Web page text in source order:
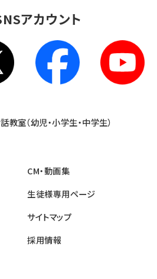
アカウント
室（幼児・小学生・中学生）
CM・動画集
生徒様専用ページ
サイトマップ
採用情報